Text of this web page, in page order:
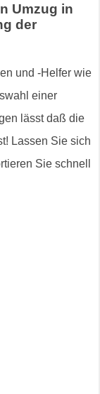
Umzug in
der
und -Helfer wie
einer
lässt daß die
Lassen Sie sich
Sie schnell